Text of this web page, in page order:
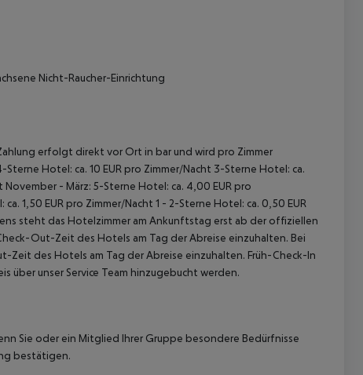
Nicht-Raucher-Einrichtung
erfolgt direkt vor Ort in bar und wird pro Zimmer
Hotel: ca. 10 EUR pro Zimmer/Nacht 3-Sterne Hotel: ca.
- März: 5-Sterne Hotel: ca. 4,00 EUR pro
1,50 EUR pro Zimmer/Nacht 1 - 2-Sterne Hotel: ca. 0,50 EUR
steht das Hotelzimmer am Ankunftstag erst ab der offiziellen
Out-Zeit des Hotels am Tag der Abreise einzuhalten. Bei
des Hotels am Tag der Abreise einzuhalten. Früh-Check-In
unser Service Team hinzugebucht werden.
Sie oder ein Mitglied Ihrer Gruppe besondere Bedürfnisse
bestätigen.